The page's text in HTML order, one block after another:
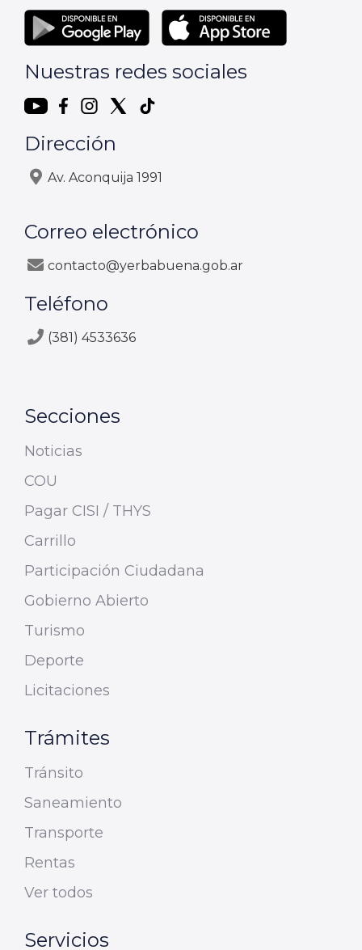
Nuestras redes sociales
Dirección
Av. Aconquija 1991
Correo electrónico
contacto@yerbabuena.gob.ar
Teléfono
(381) 4533636
Secciones
Noticias
COU
Pagar CISI / THYS
Carrillo
Participación Ciudadana
Gobierno Abierto
Turismo
Deporte
Licitaciones
Trámites
Tránsito
Saneamiento
Transporte
Rentas
Ver todos
Servicios